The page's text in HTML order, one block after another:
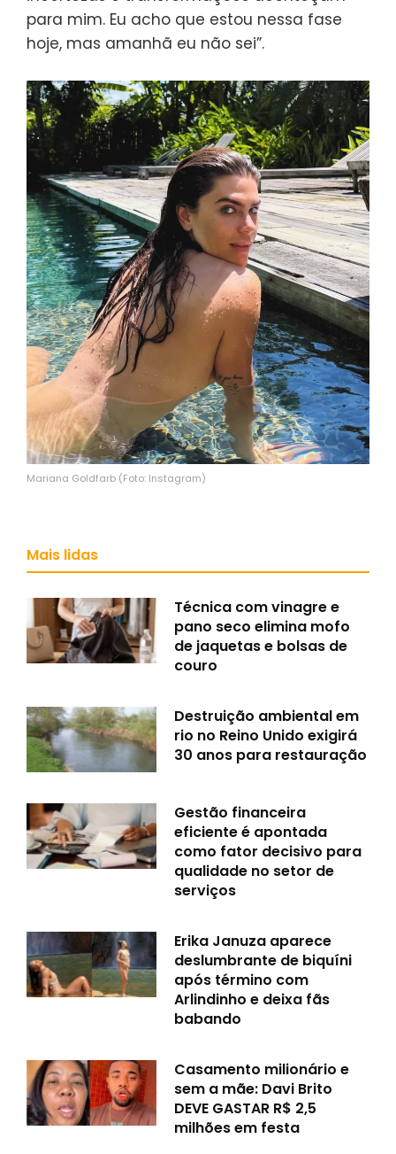
para mim. Eu acho que estou nessa fase
hoje, mas amanhã eu não sei”.
Mariana Goldfarb (Foto: Instagram)
Mais lidas
Técnica com vinagre e
pano seco elimina mofo
de jaquetas e bolsas de
couro
Destruição ambiental em
rio no Reino Unido exigirá
30 anos para restauração
Gestão financeira
eficiente é apontada
como fator decisivo para
qualidade no setor de
serviços
Erika Januza aparece
deslumbrante de biquíni
após término com
Arlindinho e deixa fãs
babando
Casamento milionário e
sem a mãe: Davi Brito
DEVE GASTAR R$ 2,5
milhões em festa